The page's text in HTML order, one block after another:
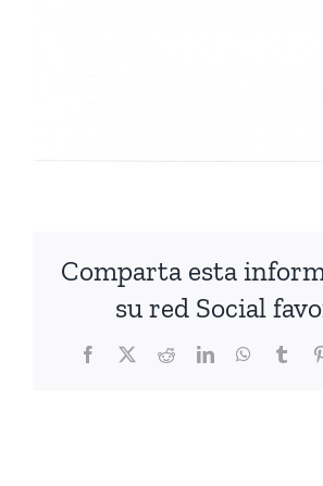
Comparta esta
su red Social
Facebook
X RedditLinkedInWhatsApp